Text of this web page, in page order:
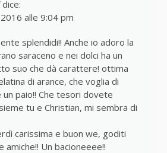
dice:
alle 9:04 pm
splendidi!! Anche io adoro la
saraceno e nei dolci ha un
suo che dà carattere! ottima
di arance, che voglia di
paio!! Che tesori dovete
tu e Christian, mi sembra di
carissima e buon we, goditi
Un bacioneeee!!